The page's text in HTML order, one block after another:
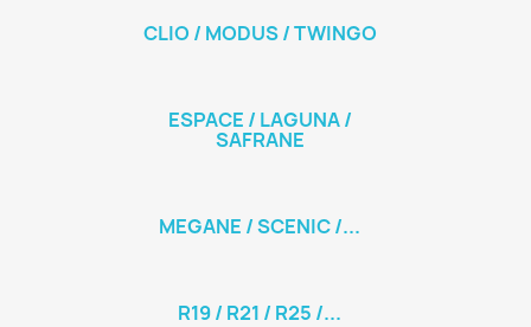
CLIO / MODUS / TWINGO
ESPACE / LAGUNA /
SAFRANE
MEGANE / SCENIC /...
R19 / R21 / R25 /...